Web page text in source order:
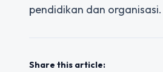
pendidikan dan organisasi.
Share this article: